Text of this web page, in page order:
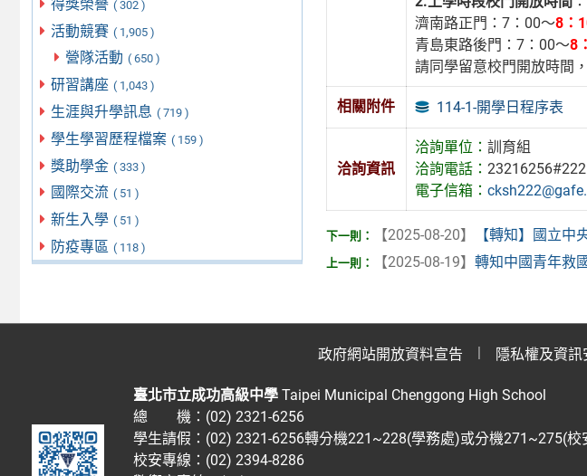
得獎榮譽 ( 302 )
活動競賽 ( 1,905 )
營隊活動 ( 650 )
研習講座 ( 1,043 )
生涯與升學訊息 ( 719 )
學生學習歷程檔案 ( 159 )
獎助學金 ( 333 )
國際交流 ( 51 )
新生入學 ( 51 )
防疫專區 ( 118 )
濟南路正門：7：00～8：
青島東路後門：7：00～8
請同學留意校門開放時間
相關附件 114-1-開學日程序表
洽詢資訊
洽詢單位：訓育組
洽詢電話：23216256#222
電子信箱：
【2025-08-20】
【轉知】國立
【2025-08-19】 轉知中國青年救
政府網站開放資料宣告 隱私權及資訊
臺北市立成功高級中學Taipei Municipal Chenggong High School
總 機：(02) 2321-6256
學生請假：(02) 2321-6256轉分機221~228(學務處)或分機271~275(校
校安專線：(02) 2394-8286